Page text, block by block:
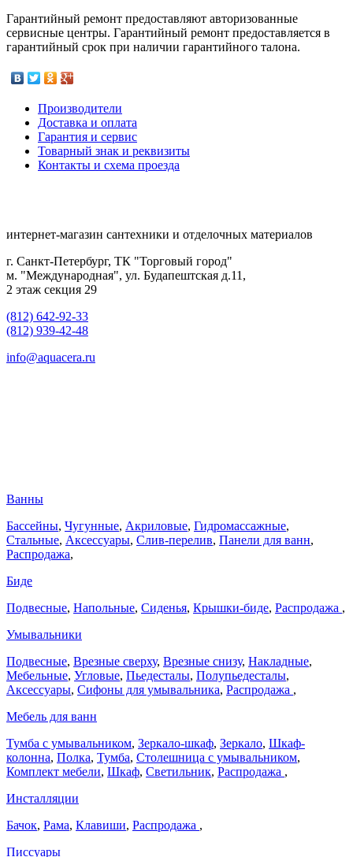
Гарантийный ремонт предоставляют авторизованные
сервисные центры. Гарантийный ремонт предоставляется в
гарантийный срок при наличии гарантийного талона.
Производители
Доставка и оплата
Гарантия и сервис
Товарный знак и реквизиты
Контакты и схема проезда
интернет-магазин сантехники и отделочных материалов
г. Санкт-Петербург, ТК "Торговый город"
м. "Международная", ул. Будапештская д.11,
2 этаж секция 29
(812) 642-92-33
(812) 939-42-48
info@aquacera.ru
Ванны
Бассейны, Чугунные, Акриловые, Гидромассажные,
Стальные, Аксессуары, Слив-перелив, Панели для ванн,
Распродажа,
Биде
Подвесные, Напольные, Сиденья, Крышки-биде, Распродажа ,
Умывальники
Подвесные, Врезные сверху, Врезные снизу, Накладные,
Мебельные, Угловые, Пьедесталы, Полупьедесталы,
Аксессуары, Сифоны для умывальника, Распродажа ,
Мебель для ванн
Тумба с умывальником, Зеркало-шкаф, Зеркало, Шкаф-
колонна, Полка, Тумба, Столешница с умывальником,
Комплект мебели, Шкаф, Светильник, Распродажа ,
Инсталляции
Бачок, Рама, Клавиши, Распродажа ,
Писсуары